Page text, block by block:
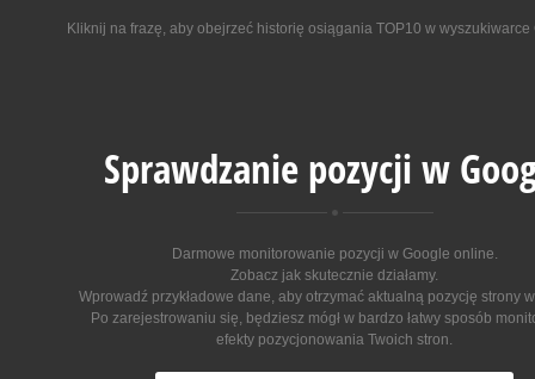
Kliknij na frazę, aby obejrzeć historię osiągania TOP10 w wyszukiwarce
Sprawdzanie pozycji w
Darmowe monitorowanie pozycji w Google online.
Zobacz jak skutecznie działamy.
Wprowadź przykładowe dane, aby otrzymać aktualną pozycję strony
Po zarejestrowaniu się, będziesz mógł w bardzo łatwy sposób
efekty pozycjonowania Twoich stron.